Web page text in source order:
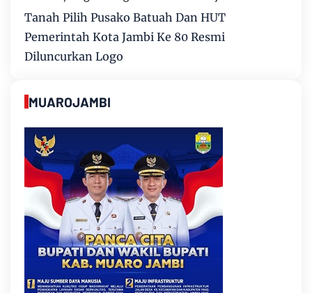
Tanah Pilih Pusako Batuah Dan HUT
Pemerintah Kota Jambi Ke 80 Resmi
Diluncurkan Logo
MUAROJAMBI